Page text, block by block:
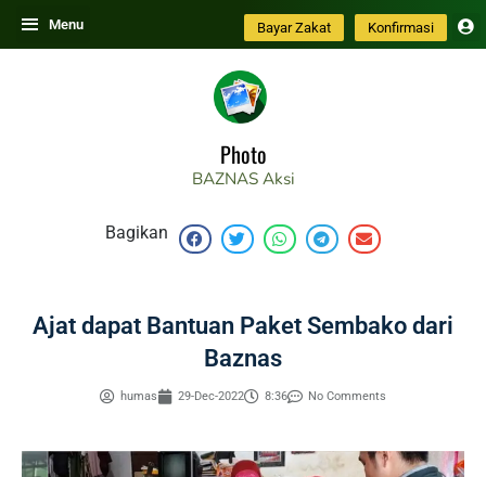
Skip
to
Menu Bayar Zakat Konfirmasi
Photo
BAZNAS Aksi
Bagikan
Ajat dapat Bantuan Paket Sembako dari
Baznas
humas 29-Dec-2022 8:36 No Comments